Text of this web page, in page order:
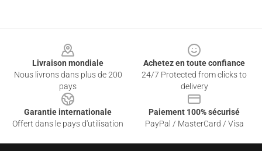
Livraison mondiale
Nous livrons dans plus de 200
pays
Achetez en toute confiance
24/7 Protected from clicks to
delivery
Garantie internationale
Offert dans le pays d'utilisation
Paiement 100% sécurisé
PayPal / MasterCard / Visa